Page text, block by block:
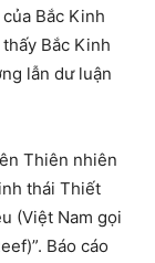
Bắc Kinh
Bắc Kinh
lẫn dư luận
Thiên nhiên
thái Thiết
(Việt Nam gọi
Báo cáo